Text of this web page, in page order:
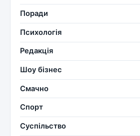
Поради
Психологія
Редакція
Шоу бізнес
Смачно
Спорт
Суспільство